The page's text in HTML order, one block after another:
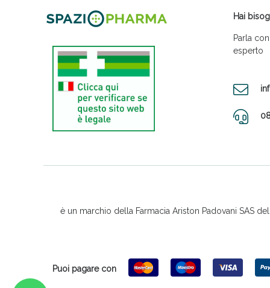
Hai
Parla
esperto
è un marchio della Farmacia Ariston Padovani SAS
Puoi pagare con